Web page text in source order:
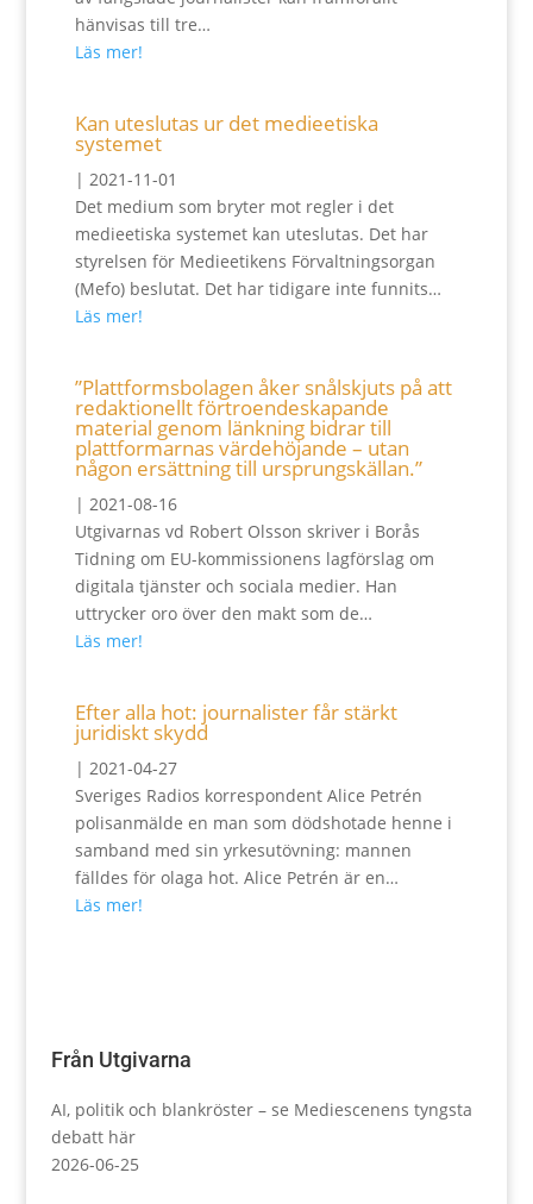
hänvisas till tre…
Läs mer!
Kan uteslutas ur det medieetiska
systemet
| 2021-11-01
Det medium som bryter mot regler i det
medieetiska systemet kan uteslutas. Det har
styrelsen för Medieetikens Förvaltningsorgan
(Mefo) beslutat. Det har tidigare inte funnits…
Läs mer!
”Plattformsbolagen åker snålskjuts på att
redaktionellt förtroendeskapande
material genom länkning bidrar till
plattformarnas värdehöjande – utan
någon ersättning till ursprungskällan.”
| 2021-08-16
Utgivarnas vd Robert Olsson skriver i Borås
Tidning om EU-kommissionens lagförslag om
digitala tjänster och sociala medier. Han
uttrycker oro över den makt som de…
Läs mer!
Efter alla hot: journalister får stärkt
juridiskt skydd
| 2021-04-27
Sveriges Radios korrespondent Alice Petrén
polisanmälde en man som dödshotade henne i
samband med sin yrkesutövning: mannen
fälldes för olaga hot. Alice Petrén är en…
Läs mer!
Från Utgivarna
AI, politik och blankröster – se Mediescenens tyngsta
debatt här
2026-06-25